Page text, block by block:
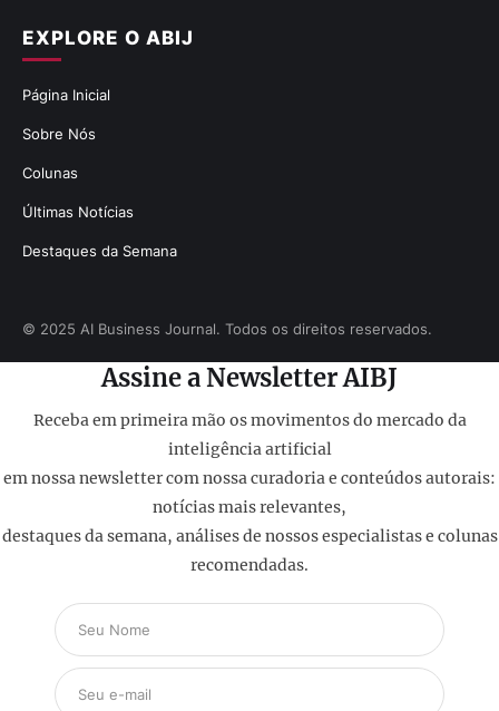
EXPLORE O ABIJ
Página Inicial
Sobre Nós
Colunas
Últimas Notícias
Destaques da Semana
© 2025 AI Business Journal. Todos os direitos reservados.
Assine a Newsletter AIBJ
Receba em primeira mão os movimentos do mercado da
inteligência artificial
em nossa newsletter com nossa curadoria e conteúdos autorais:
notícias mais relevantes,
destaques da semana, análises de nossos especialistas e colunas
recomendadas.